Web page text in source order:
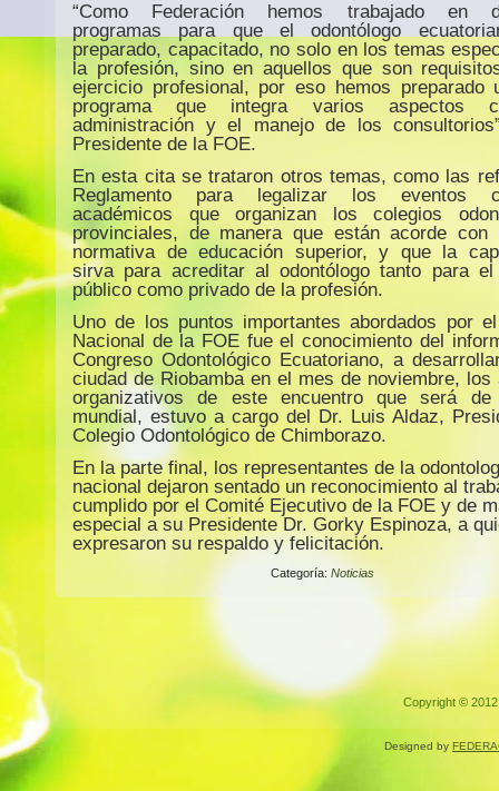
“Como Federación hemos trabajado en
programas para que el odontólogo
preparado, capacitado, no solo en los temas
la profesión, sino en aquellos que son
ejercicio profesional, por eso hemos preparado
programa que integra varios aspectos
administración y el manejo de los
Presidente de la FOE.
En esta cita se trataron otros temas, como las
Reglamento para legalizar los eventos
académicos que organizan los colegios
provinciales, de manera que están acorde con
normativa de educación superior, y que la
sirva para acreditar al odontólogo tanto para el
público como privado de la profesión.
Uno de los puntos importantes abordados por
Nacional de la FOE fue el conocimiento del
Congreso Odontológico Ecuatoriano, a
ciudad de Riobamba en el mes de noviembre, los
organizativos de este encuentro que será de
mundial, estuvo a cargo del Dr. Luis Aldaz,
Colegio Odontológico de Chimborazo.
En la parte final, los representantes de la
nacional dejaron sentado un reconocimiento al
cumplido por el Comité Ejecutivo de la FOE y de
especial a su Presidente Dr. Gorky Espinoza, a
expresaron su respaldo y felicitación.
Categoría: Noticias
Copyright ©
Designed by